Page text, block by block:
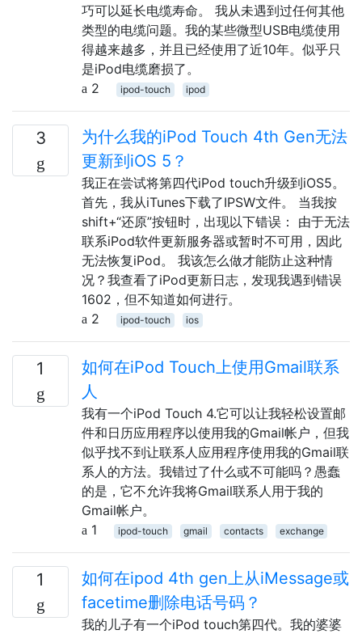
巧可以延长电缆寿命。 我从未遇到过任何其他
类型的电缆问题。我的某些微型USB电缆使用
得越来越多，并且已经使用了近10年。似乎只
是iPod电缆磨损了。
2
ipod-touch ipod
3
为什么我的iPod Touch 4th Gen无法
更新到iOS 5？
我正在尝试将第四代iPod touch升级到iOS5。
首先，我从iTunes下载了IPSW文件。 当我按
shift+“还原”按钮时，出现以下错误： 由于无法
联系iPod软件更新服务器或暂时不可用，因此
无法恢复iPod。 我该怎么做才能防止这种情
况？我查看了iPod更新日志，发现我遇到错误
1602，但不知道如何进行。
2
ipod-touch ios
1
如何在iPod Touch上使用Gmail联系
人
我有一个iPod Touch 4.它可以让我轻松设置邮
件和日历应用程序以使用我的Gmail帐户，但我
似乎找不到让联系人应用程序使用我的Gmail联
系人的方法。我错过了什么或不可能吗？愚蠢
的是，它不允许我将Gmail联系人用于我的
Gmail帐户。
1
ipod-touch gmail contacts exchange
1
如何在ipod 4th gen上从iMessage或
facetime删除电话号码？
我的儿子有一个iPod touch第四代。我的婆婆